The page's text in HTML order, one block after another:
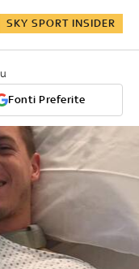
SKY SPORT INSIDER
Fonti Preferite